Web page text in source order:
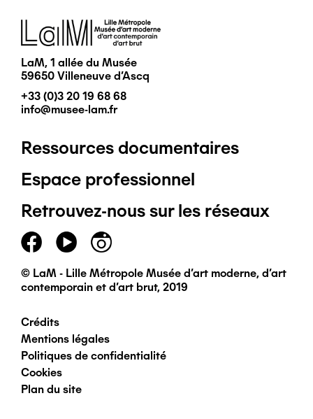
Image
LaM, 1 allée du Musée
59650 Villeneuve d'Ascq
+33 (0)3 20 19 68 68
info@musee-lam.fr
Pied
de
page
principal
Ressources documentaires
Espace professionnel
Retrouvez-nous sur les réseaux
© LaM - Lille Métropole Musée d'art moderne, d'art
contemporain et d'art brut, 2019
Pied
de
page
Crédits
Mentions légales
Politiques de confidentialité
Cookies
Plan du site